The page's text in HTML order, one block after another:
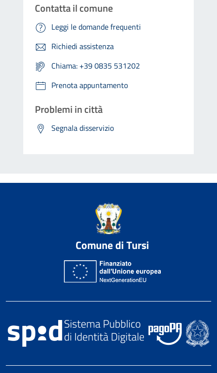
Contatta il comune
Leggi le domande frequenti
Richiedi assistenza
Chiama: +39 0835 531202
Prenota appuntamento
Problemi in città
Segnala disservizio
Comune di Tursi